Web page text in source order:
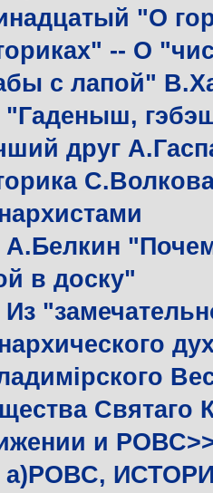
"О
-- О
с лапой"
"Гаденыш,
друг
А.Белкин
в доску"
Из
Святаго
и
а)РОВС,